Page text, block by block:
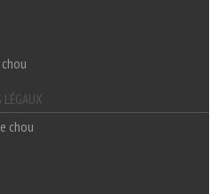
chou